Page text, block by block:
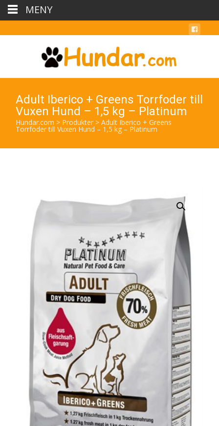
Adult Iberico + Greens Torrfoder till
Vuxen Hund – 1,5 kg – Platinum
Hundar.com > Produkter > Adult Iberico + Greens
Torrfoder till Vuxen Hund – 1,5 kg – Platinum
MENY